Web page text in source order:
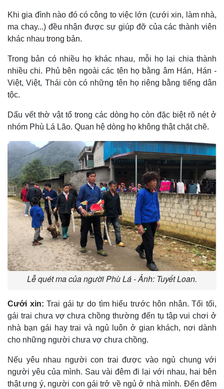
Khi gia đình nào đó có công to việc lớn (cưới xin, làm nhà,
ma chay...) đều nhận được sự giúp đỡ của các thành viên
khác nhau trong bản.
Trong bản có nhiều họ khác nhau, mỗi họ lại chia thành
nhiều chi. Phủ bên ngoài các tên họ bằng âm Hán, Hán -
Việt, Việt, Thái còn có những tên họ riêng bằng tiếng dân
tộc.
Dấu vết thờ vật tổ trong các dòng họ còn đặc biệt rõ nét ở
nhóm Phù Lá Lão. Quan hệ dòng họ không thật chặt chẽ.
Lễ quét ma của người Phù Lá - Ảnh: Tuyết Loan.
Cưới xin:Trai gái tự do tìm hiểu trước hôn nhân. Tối tối,
gái trai chưa vợ chưa chồng thường đến tụ tập vui chơi ở
nhà bạn gái hay trai và ngủ luôn ở gian khách, nơi dành
cho những người chưa vợ chưa chồng.
Nếu yêu nhau người con trai được vào ngủ chung với
người yêu của mình. Sau vài đêm đi lại với nhau, hai bên
thật ưng ý, người con gái trở về ngủ ở nhà mình. Ðến đêm